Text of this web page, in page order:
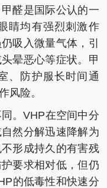
醛是国际公认的一
睛均有强烈刺激作
吸入微量气体，引
晕恶心等症状。甲
、防护服长时间通
风险。
。VHP在空间中分
然分解迅速降解为
形成持久的有害残
要求相对低，但仍
的低毒性和快速分